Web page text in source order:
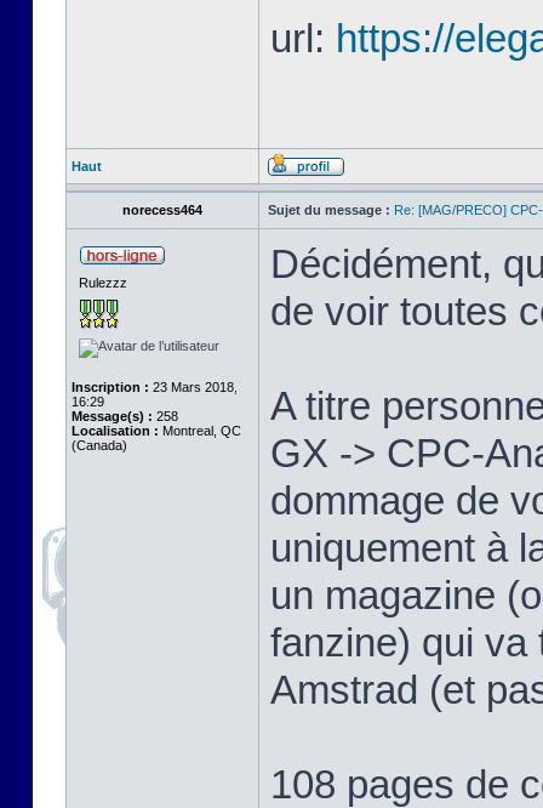
url: https://
Haut
norecess464 Sujet du message : Re: [MAG/PRECO]
Rulezzz
Inscription : 23 Mars 2018,
16:29
Message(s) : 258
Localisation : Montreal, QC
(Canada)
Décidément,
de voir toutes
A titre
GX -> CPC-
dommage de
uniquement à
un magazine
fanzine) qui va
Amstrad (et
108 pages de